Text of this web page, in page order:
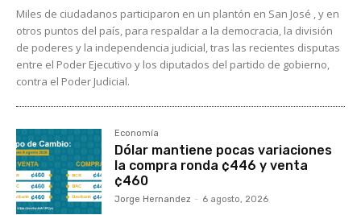
Miles de ciudadanos participaron en un plantón en San José , y en
otros puntos del país, para respaldar a la democracia, la división
de poderes y la independencia judicial, tras las recientes disputas
entre el Poder Ejecutivo y los diputados del partido de gobierno,
contra el Poder Judicial.
Economía
Dólar mantiene pocas variaciones
la compra ronda ¢446 y venta
¢460
Jorge Hernandez - 6 agosto, 2026